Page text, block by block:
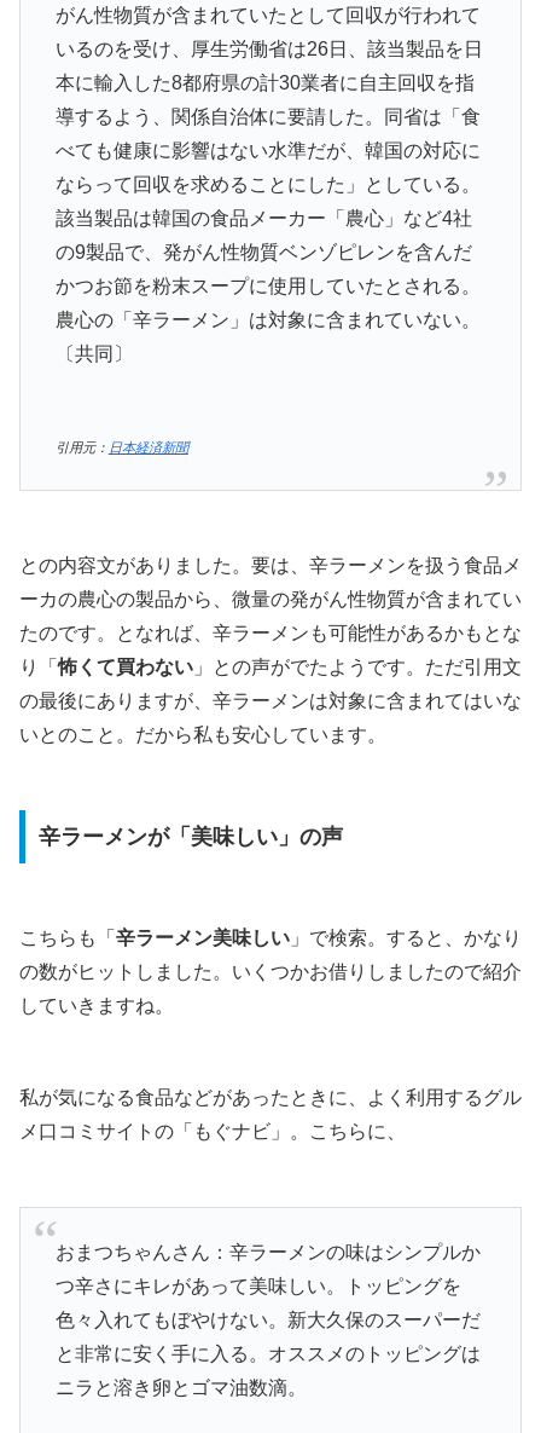
がん性物質が含まれていたとして回収が行われて
いるのを受け、厚生労働省は26日、該当製品を日
本に輸入した8都府県の計30業者に自主回収を指
導するよう、関係自治体に要請した。同省は「食
べても健康に影響はない水準だが、韓国の対応に
ならって回収を求めることにした」としている。
該当製品は韓国の食品メーカー「農心」など4社
の9製品で、発がん性物質ベンゾピレンを含んだ
かつお節を粉末スープに使用していたとされる。
農心の「辛ラーメン」は対象に含まれていない。
〔共同〕
引用元： 日本経済新聞
との内容文がありました。要は、辛ラーメンを扱う食品メ
ーカの農心の製品から、微量の発がん性物質が含まれてい
たのです。となれば、辛ラーメンも可能性があるかもとな
り「怖くて買わない 」との声がでたようです。ただ引用文
の最後にありますが、辛ラーメンは対象に含まれてはいな
いとのこと。だから私も安心しています。
辛ラーメンが「美味しい」の声
こちらも「 辛ラーメン美味しい 」で検索。すると、かなり
の数がヒットしました。いくつかお借りしましたので紹介
していきますね。
私が気になる食品などがあったときに、よく利用するグル
メ口コミサイトの「もぐナビ」。こちらに、
おまつちゃんさん：辛ラーメンの味はシンプルか
つ辛さにキレがあって美味しい。トッピングを
色々入れてもぼやけない。新大久保のスーパーだ
と非常に安く手に入る。オススメのトッピングは
ニラと溶き卵とゴマ油数滴。